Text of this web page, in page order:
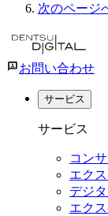
次のページ
お問い合わせ
サービス
サービス
コン
エク
デジ
エク